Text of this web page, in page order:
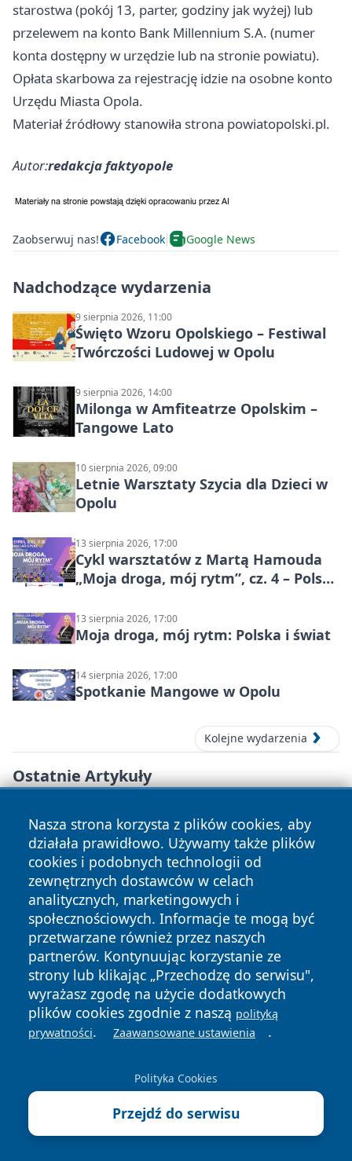
starostwa (pokój 13, parter, godziny jak wyżej) lub
przelewem na konto Bank Millennium S.A. (numer
konta dostępny w urzędzie lub na stronie powiatu).
Opłata skarbowa za rejestrację idzie na osobne konto
Urzędu Miasta Opola.
Materiał źródłowy stanowiła strona powiatopolski.pl.
Autor:redakcja faktyopole
Zaobserwuj nas! Facebook Google News
Nadchodzące wydarzenia
9 sierpnia 2026, 11:00
Święto Wzoru Opolskiego – Festiwal
Twórczości Ludowej w Opolu
9 sierpnia 2026, 14:00
Milonga w Amfiteatrze Opolskim –
Tangowe Lato
10 sierpnia 2026, 09:00
Letnie Warsztaty Szycia dla Dzieci w
Opolu
13 sierpnia 2026, 17:00
Cykl warsztatów z Martą Hamouda
„Moja droga, mój rytm”, cz. 4 – Polska
13 sierpnia 2026, 17:00
Moja droga, mój rytm: Polska i świat
14 sierpnia 2026, 17:00
Spotkanie Mangowe w Opolu
Kolejne wydarzenia
Ostatnie Artykuły
[PIŁKA NOŻNA] Puszcza
Niepołomice – Odra Opole 3:1.
Porażka gości w 3. kolejce Betclic 1.
ligi
8 sierpnia 2026
Apteki w Opolu - godziny otwarcia,
dyżury, apteka całodobowa
7 sierpnia 2026
Chciała zaimponować „fajnym
chłopakom” - 19-latka jechała 115
km/h
7 sierpnia 2026
zatrzymaniem. Policjanci znaleźli
7 sierpnia 2026
Niepotrzebny rower zamiast do
Nasza strona korzysta z plików cookies, aby
działała prawidłowo. Używamy także plików
cookies i podobnych technologii od
zewnętrznych dostawców w celach
analitycznych, marketingowych i
społecznościowych. Informacje te mogą być
przetwarzane również przez naszych
partnerów. Kontynuując korzystanie ze
strony lub klikając „Przechodzę do serwisu",
wyrażasz zgodę na użycie dodatkowych
plików cookies zgodnie z naszą polityką
prywatności. Zaawansowane ustawienia .
Polityka Cookies
Przejdź do serwisu